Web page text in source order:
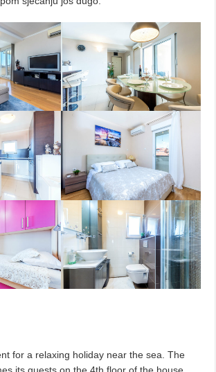
for a relaxing holiday near the sea. The